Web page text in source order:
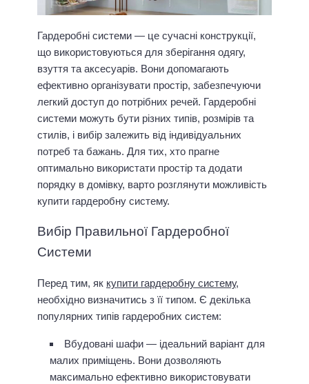
Гардеробні системи — це сучасні конструкції,
що використовуються для зберігання одягу,
взуття та аксесуарів. Вони допомагають
ефективно організувати простір, забезпечуючи
легкий доступ до потрібних речей. Гардеробні
системи можуть бути різних типів, розмірів та
стилів, і вибір залежить від індивідуальних
потреб та бажань. Для тих, хто прагне
оптимально використати простір та додати
порядку в домівку, варто розглянути можливість
купити гардеробну систему.
Вибір Правильної Гардеробної
Системи
Перед тим, як купити гардеробну систему,
необхідно визначитись з її типом. Є декілька
популярних типів гардеробних систем:
Вбудовані шафи — ідеальний варіант для
малих приміщень. Вони дозволяють
максимально ефективно використовувати